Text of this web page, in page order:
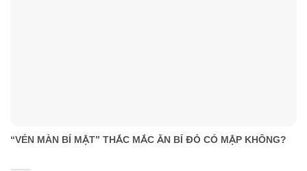
“VÉN MÀN BÍ MẬT” THẮC MẮC ĂN BÍ ĐỎ CÓ MẬP KHÔNG?